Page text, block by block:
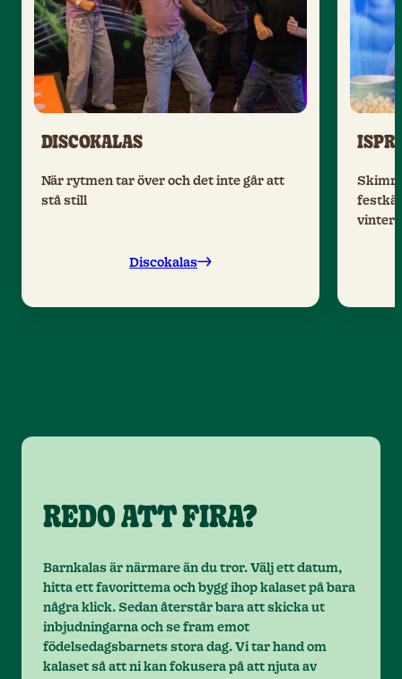
DISCOKALAS
När rytmen tar över och det inte går att
stå still
Discokalas
REDO ATT FIRA?
Barnkalas är närmare än du tror. Välj ett datum,
hitta ett favorittema och bygg ihop kalaset på bara
några klick. Sedan återstår bara att skicka ut
inbjudningarna och se fram emot
födelsedagsbarnets stora dag. Vi tar hand om
kalaset så att ni kan fokusera på att njuta av